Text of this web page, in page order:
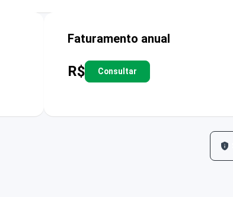
Faturamento anual
R$ Consultar